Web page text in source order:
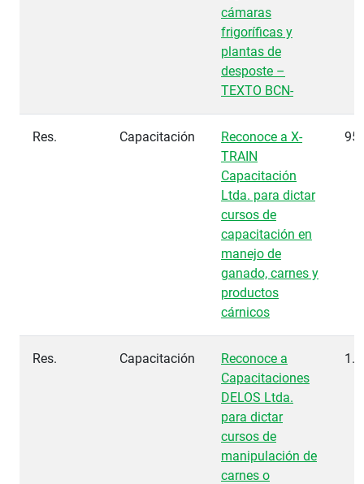
cámaras
frigoríficas y
plantas de
desposte –
TEXTO BCN-
Res. Capacitación
Reconoce a X-
TRAIN
Capacitación
Ltda. para dictar
cursos de
capacitación en
manejo de
ganado, carnes y
productos
cárnicos
Res. Capacitación
Reconoce a
Capacitaciones
DELOS Ltda.
para dictar
cursos de
manipulación de
carnes o